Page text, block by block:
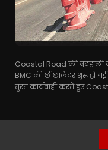
Coastal Road की बदहाली
BMC की छीछालेदर शुरू हो
तुरंत कार्यवाही करते हुए